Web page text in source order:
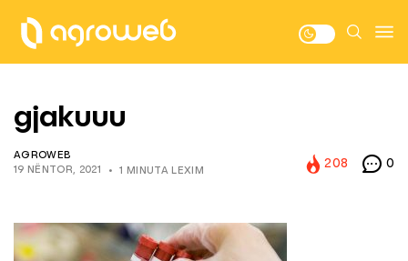
gjakuuu
AGROWEB
19 NËNTOR, 2021
1 MINUTA LEXIM
208 0